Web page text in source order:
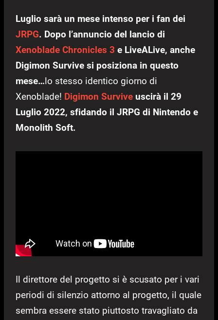
Luglio sarà un mese intenso per i fan dei
JRPG. Dopo l’annuncio del lancio di
Xenoblade Chronicles 3 e LiveALive, anche
Digimon Survive si posiziona in questo
mese…lo stesso identico giorno di
Xenoblade! Digimon Survive uscirà il 29
Luglio 2022, sfidando il JRPG di Nintendo e
Monolith Soft.
Il direttore del progetto si è scusato per i vari
periodi di silenzio attorno al progetto, il quale
sembra essere stato piuttosto travagliato da